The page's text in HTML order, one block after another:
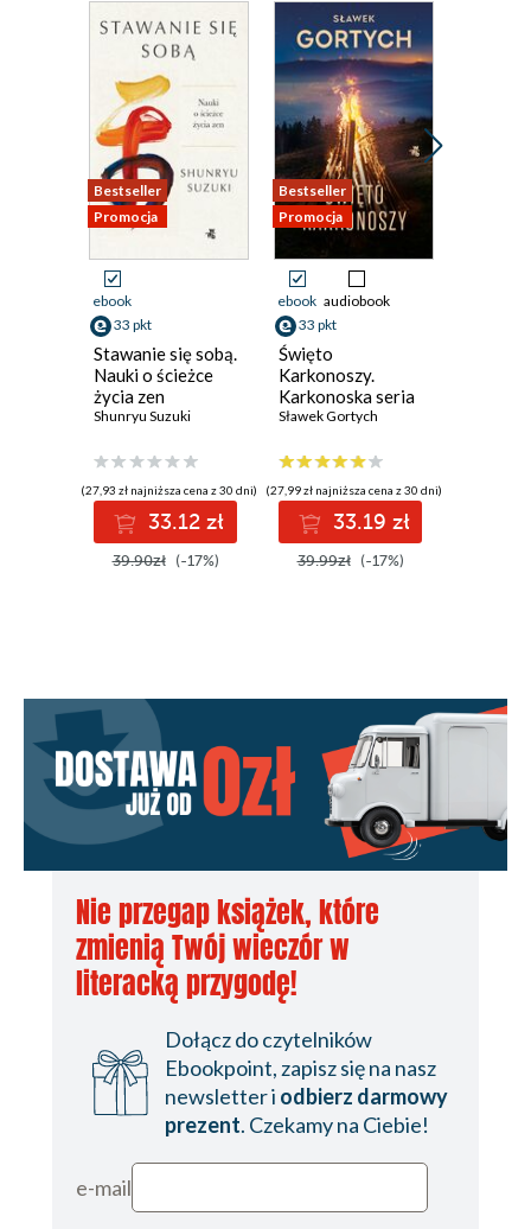
Bestseller
Promocja
ebook
33 pkt
Stawanie się sobą.
Nauki o ścieżce
życia zen
Shunryu Suzuki
(27,93 zł najniższa cena z 30 dni)
33.12 zł
39.90zł (-17%)
Bestseller
Promocja
ebook audiobook
33 pkt
Święto
Karkonoszy.
Karkonoska seria
kryminalna. Tom 5
Sławek Gortych
(27,99 zł najniższa cena z 30 dni)
33.19 zł
39.99zł (-17%)
Nie przegap książek, które
zmienią Twój wieczór w
literacką przygodę!
Dołącz do czytelników
Ebookpoint, zapisz się na nasz
newsletter i odbierz darmowy
prezent. Czekamy na Ciebie!
e-mail